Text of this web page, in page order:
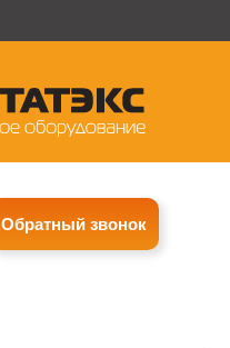
Обратный звонок